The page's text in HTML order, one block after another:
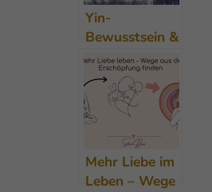
Yin-
Bewusstsein &
wie du als
Frau in 3
Schritten zu
mehr Kraft
Mehr Liebe im
Leben – Wege